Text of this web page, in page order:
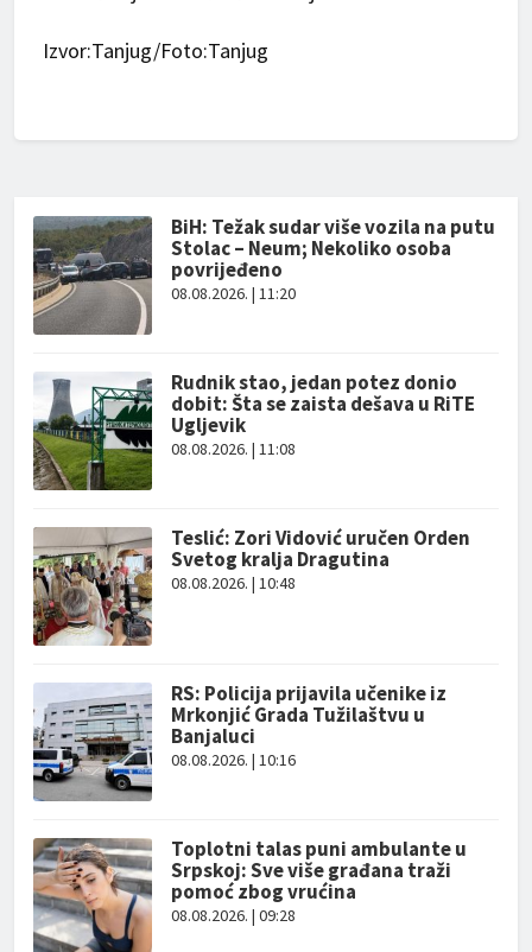
Izvor:Tanjug/Foto:Tanjug
BiH: Težak sudar više vozila na putu
Stolac – Neum; Nekoliko osoba
povrijeđeno
08.08.2026. | 11:20
Rudnik stao, jedan potez donio
dobit: Šta se zaista dešava u RiTE
Ugljevik
08.08.2026. | 11:08
Teslić: Zori Vidović uručen Orden
Svetog kralja Dragutina
08.08.2026. | 10:48
RS: Policija prijavila učenike iz
Mrkonjić Grada Tužilaštvu u
Banjaluci
08.08.2026. | 10:16
Toplotni talas puni ambulante u
Srpskoj: Sve više građana traži
pomoć zbog vrućina
08.08.2026. | 09:28